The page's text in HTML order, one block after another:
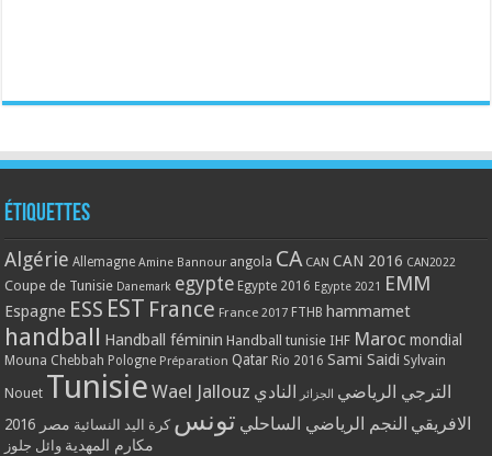
Étiquettes
Algérie Allemagne Amine Bannour angola CA CAN CAN 2016 CAN2022
Coupe de Tunisie Danemark egypte Egypte 2016 Egypte 2021 EMM
Espagne ESS EST France France 2017 FTHB hammamet
handball Handball féminin Handball tunisie IHF Maroc mondial
Mouna Chebbah Pologne Préparation Qatar Rio 2016 Sami Saidi Sylvain
Nouet Tunisie Wael Jallouz الترجي الرياضي الجزائر
النادي
الافريقي النجم الرياضي الساحلي تونس كرة اليد النسائية مصر 2016
مكارم المهدية وائل جلوز